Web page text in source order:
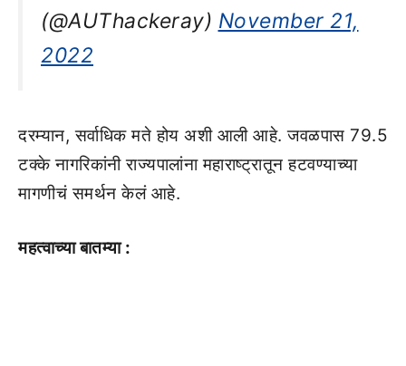
(@AUThackeray) November 21,
2022
दरम्यान, सर्वाधिक मते होय अशी आली आहे. जवळपास 79.5
टक्के नागरिकांनी राज्यपालांना महाराष्ट्रातून हटवण्याच्या
मागणीचं समर्थन केलं आहे.
महत्वाच्या बातम्या :